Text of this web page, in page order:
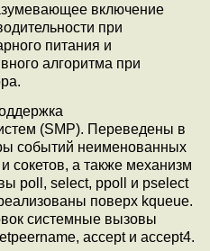
включение
при
питания и
алгоритма при
(SMP). Переведены в
событий неименованных
сокетов, а также механизм
poll, select, ppoll и pselect
поверх kqueue.
системные вызовы
accept и accept4.